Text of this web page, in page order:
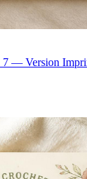
7 — Version